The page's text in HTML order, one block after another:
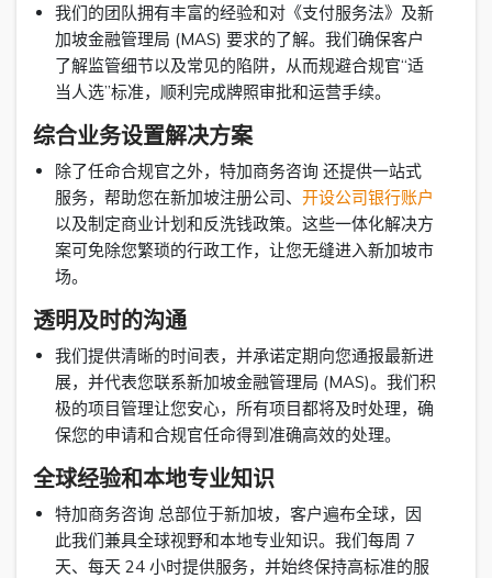
我们的团队拥有丰富的经验和对《支付服务法》及新
加坡金融管理局 (MAS) 要求的了解。我们确保客户
了解监管细节以及常见的陷阱，从而规避合规官“适
当人选”标准，顺利完成牌照审批和运营手续。
综合业务设置解决方案
除了任命合规官之外，特加商务咨询 还提供一站式
服务，帮助您在新加坡注册公司、 开设公司银行账户
以及制定商业计划和反洗钱政策。这些一体化解决方
案可免除您繁琐的行政工作，让您无缝进入新加坡市
场。
透明及时的沟通
我们提供清晰的时间表，并承诺定期向您通报最新进
展，并代表您联系新加坡金融管理局 (MAS)。我们积
极的项目管理让您安心，所有项目都将及时处理，确
保您的申请和合规官任命得到准确高效的处理。
全球经验和本地专业知识
特加商务咨询 总部位于新加坡，客户遍布全球，因
此我们兼具全球视野和本地专业知识。我们每周 7
天、每天 24 小时提供服务，并始终保持高标准的服